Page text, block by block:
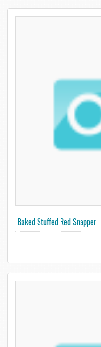
Baked Stuffed Red Snapper